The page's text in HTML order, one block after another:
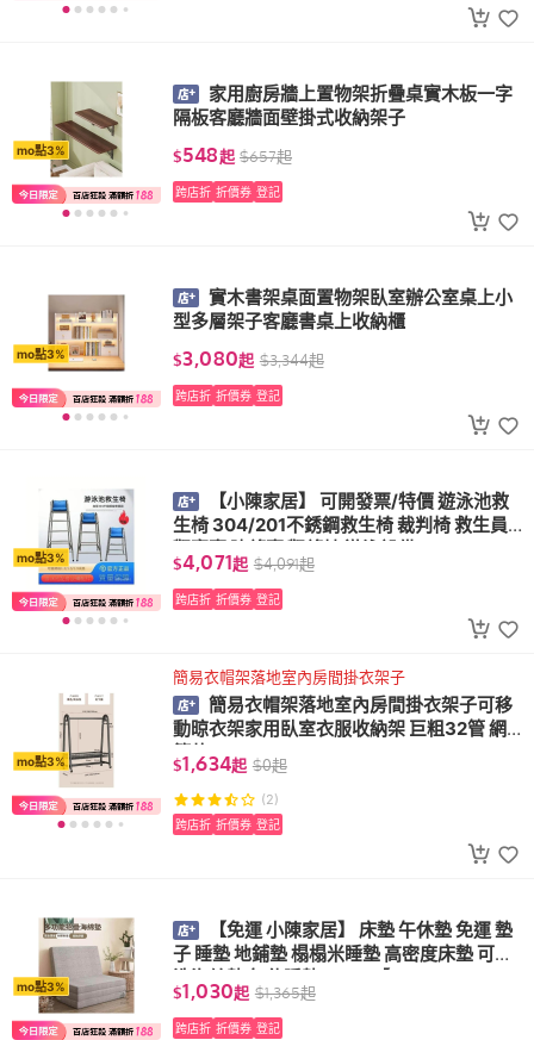
mo點3%
家用廚房牆上置物架折疊桌實木板一字
隔板客廳牆面壁掛式收納架子
$548起 $657起
跨店折 折價券 登記
mo點3%
實木書架桌面置物架臥室辦公室桌上小
型多層架子客廳書桌上收納櫃
$3,080起 $3,344起
跨店折 折價券 登記
mo點3%
【小陳家居】 可開發票/特價 遊泳池救
生椅 304/201不銹鋼救生椅 裁判椅 救生員
觀察臺 瞭望臺 觀望椅 遊泳設備
$4,071起 $4,091起
跨店折 折價券 登記
mo點3%
簡易衣帽架落地室內房間掛衣架子
簡易衣帽架落地室內房間掛衣架子可移
動晾衣架家用臥室衣服收納架 巨粗32管 網
籃款
$1,634起 $0起
(2)
跨店折 折價券 登記
mo點3%
【免運 小陳家居】 床墊 午休墊 免運 墊
子 睡墊 地鋪墊 榻榻米睡墊 高密度床墊 可拆
洗海綿墊 午休睡墊 WNH 【
$1,030起 $1,365起
跨店折 折價券 登記